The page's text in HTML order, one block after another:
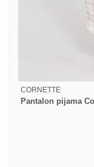
CORNETTE
Pantalon pijama